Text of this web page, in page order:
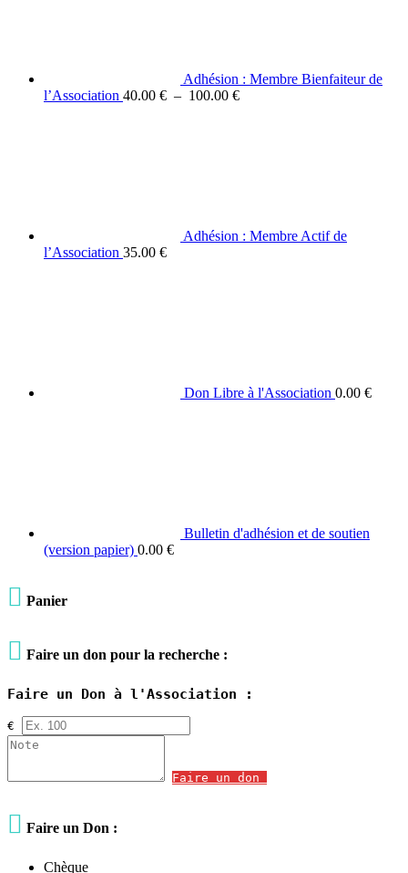
Adhésion : Membre Bienfaiteur de
l’Association 40.00 € – 100.00 €Plage
Adhésion : Membre Actif de
l’Association 35.00 €
Don Libre à l'Association 0.00 €
Bulletin d'adhésion et de soutien
(version papier) 0.00 €
 Panier
 Faire un don pour la recherche :
Faire un Don à l'Association :
€
Faire un don
 Faire un Don :
Chèque